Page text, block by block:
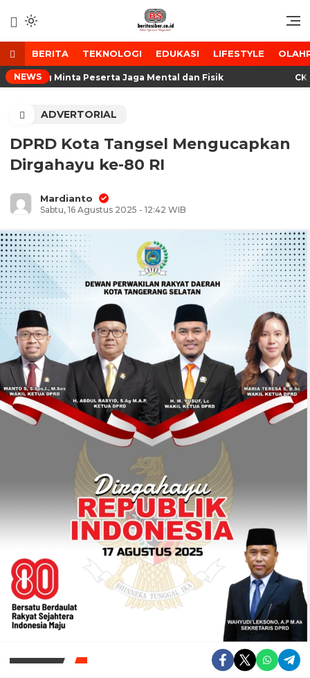
konten
BeritaSiber.co.id
Media Tanggap Dan Akurat
BERITA TEKNOLOGI EDUKASI LIFESTYLE
NEWSMinta Peserta Jaga Mental dan Fisik CKG
ADVERTORIAL
DPRD Kota Tangsel Mengucapkan
Dirgahayu ke-80 RI
Mardianto
Sabtu, 16 Agustus 2025 - 12:42 WIB